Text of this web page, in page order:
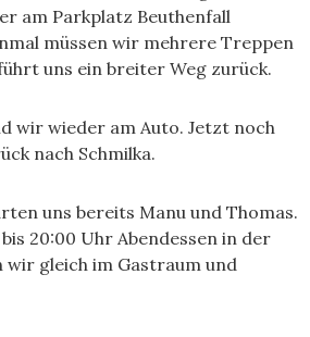
am Parkplatz Beuthenfall
müssen wir mehrere Treppen
uns ein breiter Weg zurück.
wir wieder am Auto. Jetzt noch
nach Schmilka.
uns bereits Manu und Thomas.
20:00 Uhr Abendessen in der
wir gleich im Gastraum und